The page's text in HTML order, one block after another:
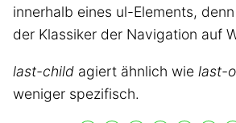
innerhalb eines ul-Elements,
der Klassiker der Navigation auf
last-child agiert ähnlich wie last-
weniger spezifisch.